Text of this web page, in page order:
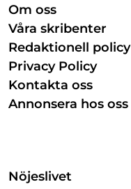
Om oss
Våra skribenter
Redaktionell policy
Privacy Policy
Kontakta oss
Annonsera hos oss
Nöjeslivet